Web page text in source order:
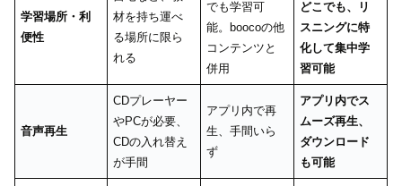
学習場所・利
便性
材を持ち運べ
る場所に限ら
れる
でも学習可
能。boocoの他
コンテンツと
併用
どこでも、リ
スニングに特
化して集中学
習可能
音声再生
CDプレーヤー
やPCが必要、
CDの入れ替え
が手間
アプリ内で再
生、手間いら
ず
アプリ内でス
ムーズ再生、
ダウンロード
も可能